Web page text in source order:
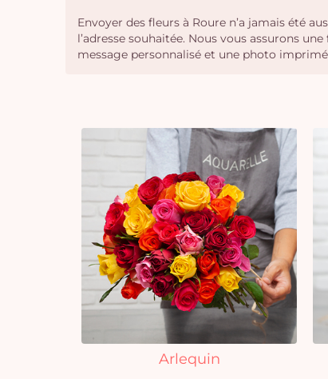
Envoyer des fleurs à Roure n’a jamais été
l’adresse souhaitée. Nous vous assurons
message personnalisé et une photo
Arlequin